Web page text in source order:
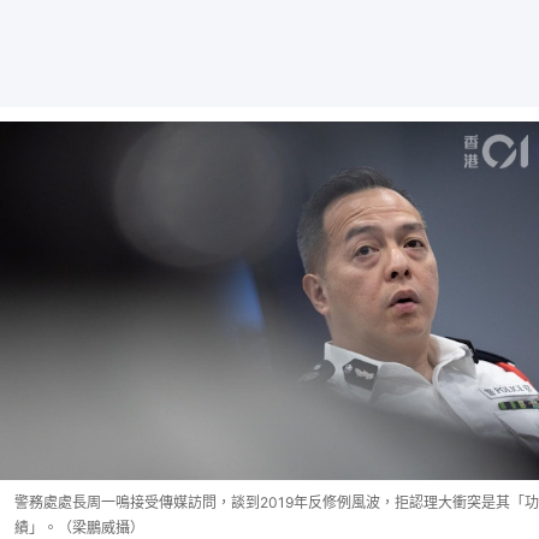
警務處處長周一鳴接受傳媒訪問，談到2019年反修例風波，拒認理大衝突是其「功
績」。（梁鵬威攝）